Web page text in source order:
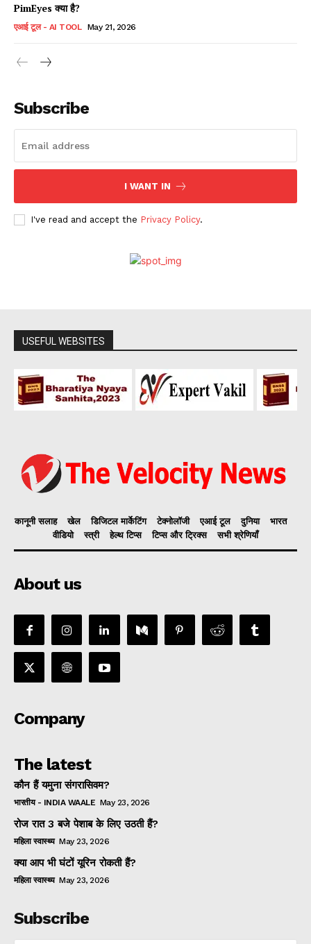
PimEyes क्या है?
एआई टूल - AI TOOL May 21, 2026
Subscribe
I WANT IN
I've read and accept the Privacy Policy.
USEFUL WEBSITES
कानूनी सलाह खेल डिजिटल मार्केटिंग टेक्नोलॉजी एआई टूल दुनिया
भारत
वीडियो
स्त्री हेल्थ टिप्स टिप्स और ट्रिक्स सभी श्रेणियाँ
About us
Company
The latest
कौन हैं यमुना संगरासिवम?
भारतीय - INDIA WAALE May 23, 2026
रोज रात 3 बजे पेशाब के लिए उठती हैं?
महिला स्वास्थ्य May 23, 2026
क्या आप भी घंटों यूरिन रोकती हैं?
महिला स्वास्थ्य May 23, 2026
Subscribe